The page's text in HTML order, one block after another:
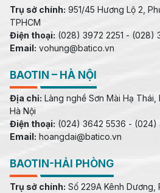
Trụ sở chính: 951/45 Hương Lộ 2,
TPHCM
Điện thoại: (028) 3972 2251 - (028)
Email: vohung@batico.vn
BAOTIN – HÀ NỘI
Địa chỉ: Làng nghề Sơn Mài Hạ
Hà Nội
Điện thoại: (024) 3642 5536 - (024)
Email: hoangdai@batico.vn
BAOTIN-HẢI PHÒNG
Trụ sở chính: Số 229A Kênh Dương,